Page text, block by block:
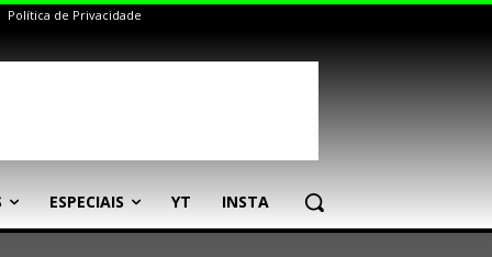
Política de Privacidade
ESPECIAIS YT INSTA